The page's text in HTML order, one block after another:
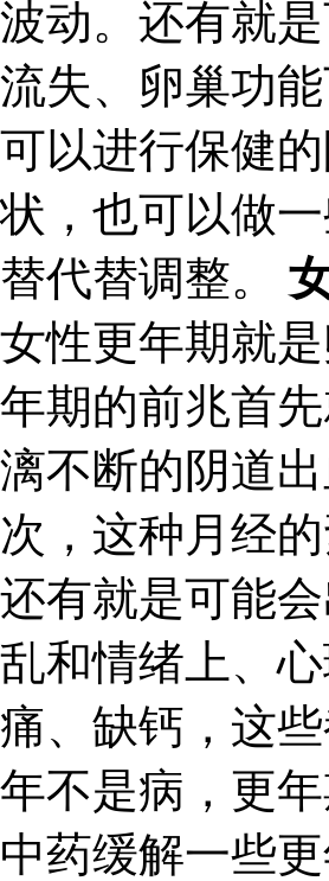
波动。还有就
流失、卵巢功
可以进行保健
状，也可以做
替代替调整。
女性更年期就
年期的前兆首
漓不断的阴道
次，这种月经
还有就是可能
乱和情绪上、
痛、缺钙，这
年不是病，更
中药缓解一些